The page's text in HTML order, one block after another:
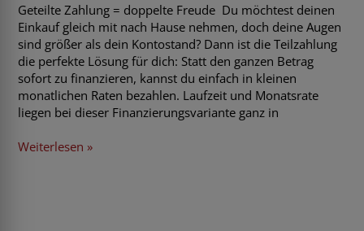
Geteilte Zahlung = doppelte Freude Du möchtest deinen
Einkauf gleich mit nach Hause nehmen, doch deine Augen
sind größer als dein Kontostand? Dann ist die Teilzahlung
die perfekte Lösung für dich: Statt den ganzen Betrag
sofort zu finanzieren, kannst du einfach in kleinen
monatlichen Raten bezahlen. Laufzeit und Monatsrate
liegen bei dieser Finanzierungsvariante ganz in
Weiterlesen »